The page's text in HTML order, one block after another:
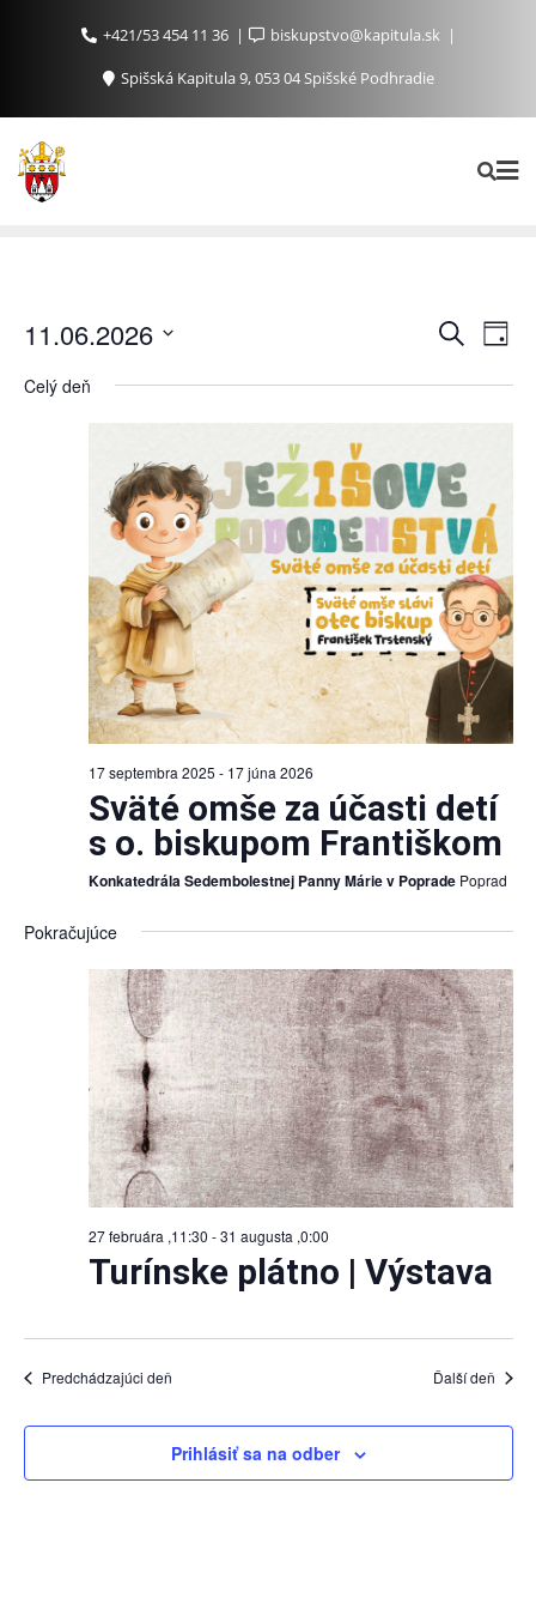
+421/53 454 11 36
biskupstvo@kapitula.sk
Spišská Kapitula 9, 053 04 Spišské Podhradie
Udalosti
and
Views
Vyhľadať
Day
11.06.2026
dátum.
Celý deň
17 septembra 2025 - 17 júna 2026
Sväté omše za účasti detí
s o. biskupom Františkom
Konkatedrála Sedembolestnej Panny Márie v Poprade Poprad
Pokračujúce
27 februára ,11:30 -31 augusta ,0:00
Turínske plátno | Výstava
Predchádzajúci deň Ďalší deň
Prihlásiť sa na odber